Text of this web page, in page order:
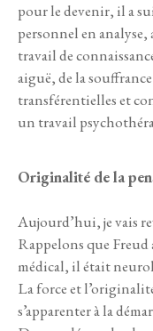
pour le devenir, il a
personnel en
travail de
aiguë, de la
transférentielles et
un travail
Originalité de la
Aujourd’hui, je vais
Rappelons que
médical, il était
La force et
s’apparenter à la